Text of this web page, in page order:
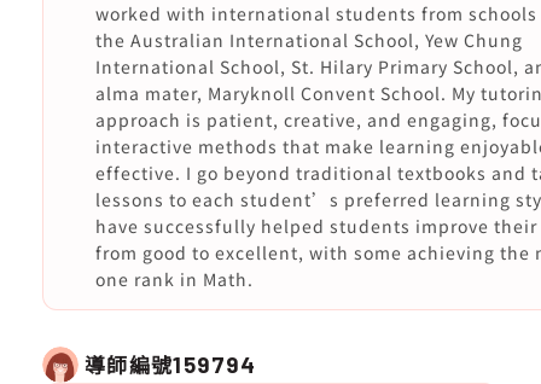
worked with international students from schools
the Australian International School, Yew Chung
International School, St. Hilary Primary School,
alma mater, Maryknoll Convent School. My
approach is patient, creative, and engaging,
interactive methods that make learning
effective. I go beyond traditional textbooks and
lessons to each student’s preferred learning
have successfully helped students improve their
from good to excellent, with some achieving the
one rank in Math.
導師編號159794